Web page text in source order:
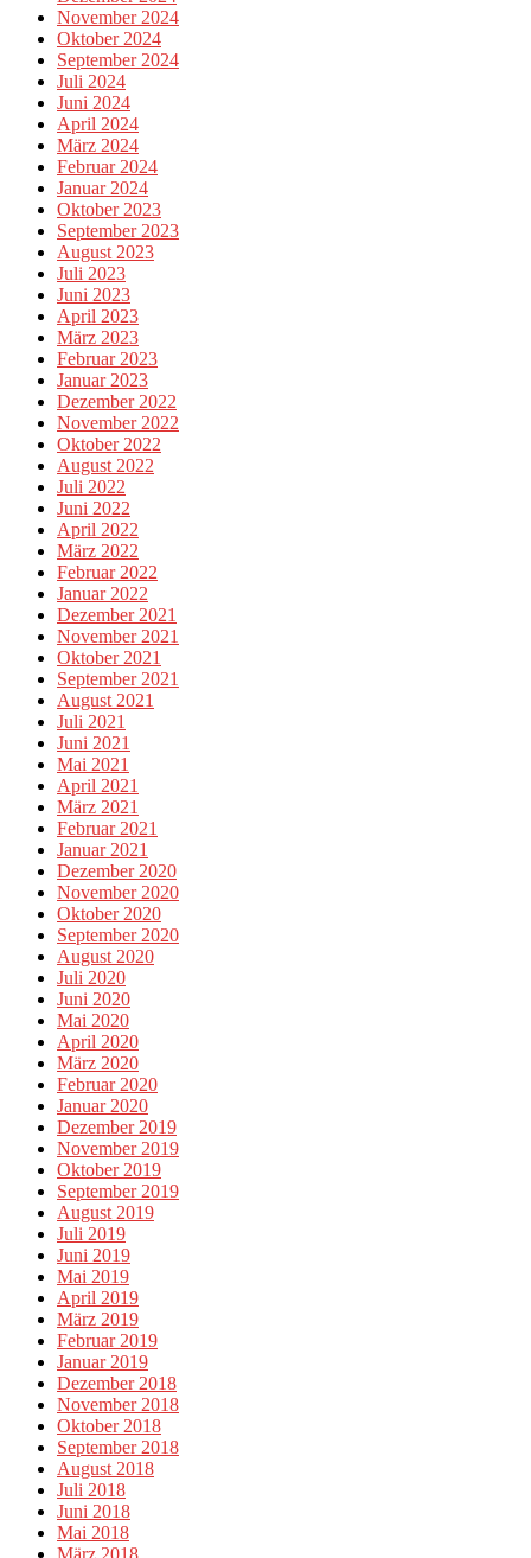
November 2024
Oktober 2024
September 2024
Juli 2024
Juni 2024
April 2024
März 2024
Februar 2024
Januar 2024
Oktober 2023
September 2023
August 2023
Juli 2023
Juni 2023
April 2023
März 2023
Februar 2023
Januar 2023
Dezember 2022
November 2022
Oktober 2022
August 2022
Juli 2022
Juni 2022
April 2022
März 2022
Februar 2022
Januar 2022
Dezember 2021
November 2021
Oktober 2021
September 2021
August 2021
Juli 2021
Juni 2021
Mai 2021
April 2021
März 2021
Februar 2021
Januar 2021
Dezember 2020
November 2020
Oktober 2020
September 2020
August 2020
Juli 2020
Juni 2020
Mai 2020
April 2020
März 2020
Februar 2020
Januar 2020
Dezember 2019
November 2019
Oktober 2019
September 2019
August 2019
Juli 2019
Juni 2019
Mai 2019
April 2019
März 2019
Februar 2019
Januar 2019
Dezember 2018
November 2018
Oktober 2018
September 2018
August 2018
Juli 2018
Juni 2018
Mai 2018
März 2018